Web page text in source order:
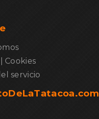
Cookies
servicio